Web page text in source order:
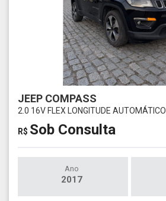
JEEP COMPASS
2.0 16V FLEX LONGITUDE AUTOMÁTICO
R$ Sob Consulta
Ano
2017